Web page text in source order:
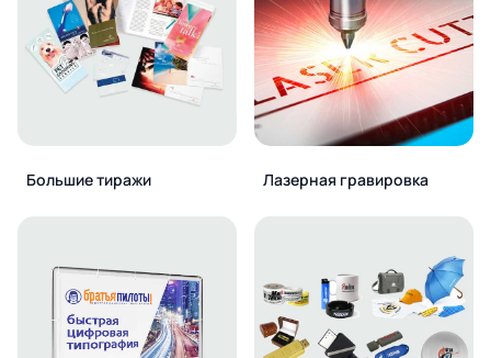
Большие тиражи Лазерная гравировка